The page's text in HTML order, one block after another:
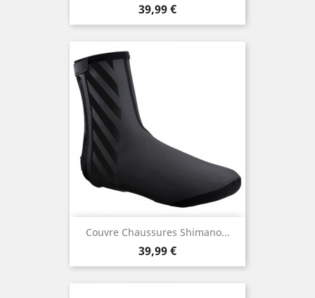
Prix
39,99 €
Couvre Chaussures Shimano...
Prix
39,99 €